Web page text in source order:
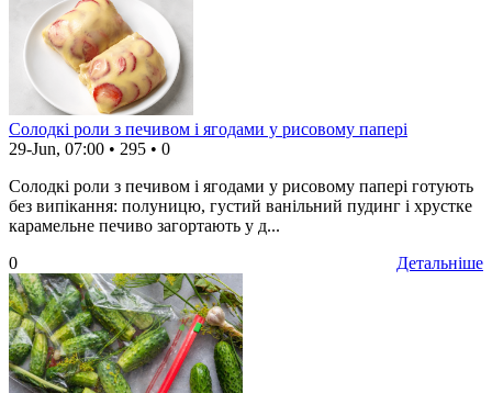
Солодкі роли з печивом і ягодами у рисовому папері
29-Jun, 07:00 • 295 • 0
Солодкі роли з печивом і ягодами у рисовому папері готують
без випікання: полуницю, густий ванільний пудинг і хрустке
карамельне печиво загортають у д...
Детальніше
0